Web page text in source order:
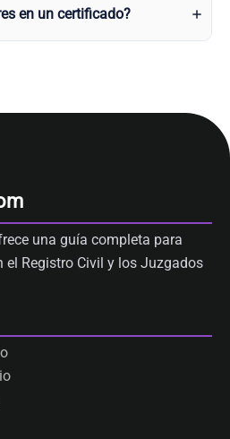
en un certificado?
una guía completa para
el Registro Civil y los Juzgados